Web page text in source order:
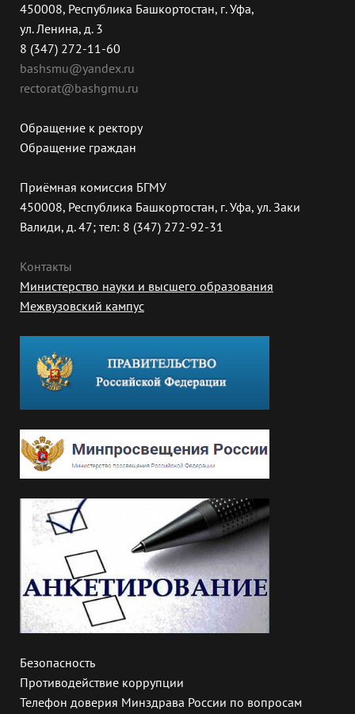
450008, Республика Башкортостан, г. Уфа,
ул. Ленина, д. 3
8 (347) 272-11-60
bashsmu@yandex.ru
rectorat@bashgmu.ru
Обращение к ректору
Обращение граждан
Приёмная комиссия БГМУ
450008, Республика Башкортостан, г. Уфа, ул. Заки
Валиди, д. 47; тел: 8 (347) 272-92-31
Контакты
Министерство науки и высшего образования
Межвузовский кампус
Безопасность
Противодействие коррупции
Телефон доверия Минздрава России по вопросам